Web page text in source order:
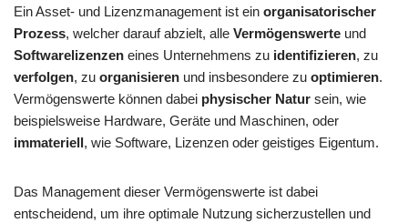
Ein Asset- und Lizenzmanagement ist ein organisatorischer
Prozess, welcher darauf abzielt, alle Vermögenswerte und
Softwarelizenzen eines Unternehmens zu identifizieren, zu
verfolgen, zu organisieren und insbesondere zu optimieren.
Vermögenswerte können dabei physischer Natur sein, wie
beispielsweise Hardware, Geräte und Maschinen, oder
immateriell, wie Software, Lizenzen oder geistiges Eigentum.
Das Management dieser Vermögenswerte ist dabei
entscheidend, um ihre optimale Nutzung sicherzustellen und